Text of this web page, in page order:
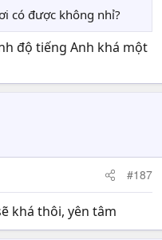
có được không nhỉ?
độ tiếng Anh khá một
#187
khá thôi, yên tâm